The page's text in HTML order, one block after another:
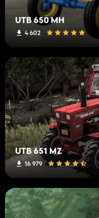
UTB 650 MH
4 602
UTB 651 MZ
16 979